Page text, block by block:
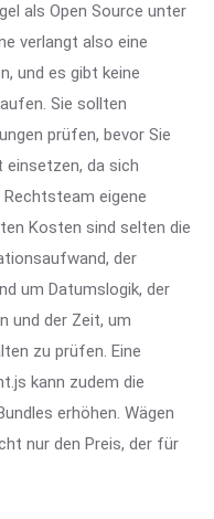
als Open Source unter
verlangt also eine
und es gibt keine
Sie sollten
prüfen, bevor Sie
einsetzen, da sich
Rechtsteam eigene
Kosten sind selten die
der
um Datumslogik, der
und der Zeit, um
zu prüfen. Eine
kann zudem die
erhöhen. Wägen
nur den Preis, der für